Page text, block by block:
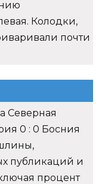
Колодки,
почти
Северная
0 : 0 Босния
публикаций и
процент